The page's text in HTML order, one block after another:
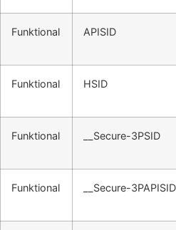
Funktional APISID
Funktional HSID
Funktional __Secure-3PSID
Funktional __Secure-3PAPISID